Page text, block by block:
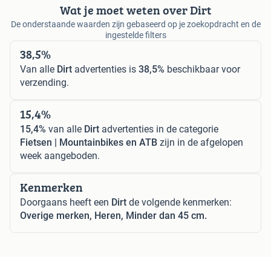
Wat je moet weten over Dirt
De onderstaande waarden zijn gebaseerd op je zoekopdracht en de
ingestelde filters
38,5%
Van alle Dirt advertenties is 38,5% beschikbaar voor
verzending.
15,4%
15,4% van alle Dirt advertenties in de categorie
Fietsen | Mountainbikes en ATB zijn in de afgelopen
week aangeboden.
Kenmerken
Doorgaans heeft een Dirt de volgende kenmerken:
Overige merken, Heren, Minder dan 45 cm.